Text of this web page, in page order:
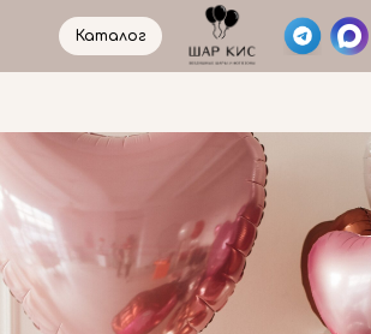
Каталог